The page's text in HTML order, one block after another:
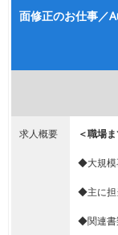
面修正のお仕事／
求人概要 ＜職場
◆大規模
◆主に担
◆関連書